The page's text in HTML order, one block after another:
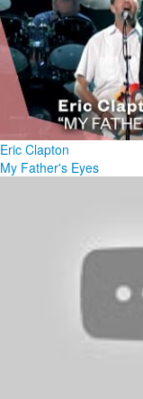
Eric Clapton
My Father's Eyes